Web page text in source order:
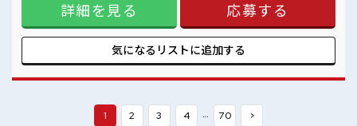
服があると毎日の服選びに悩まずOK♪ ≪自分に合った期間で
働ける≫ 福利厚生が整った派遣のお仕事です！ ■職場の雰囲
気 キバツ過ぎなければ髪色・髪型は自由！ あなたの個性を大
事にできます♪ 20代活躍中のフレッシュな職場です☆ 仕事の
合間の息抜きは休憩室で♪ 残業はほとんどありません！
詳細を見る 応募する
気になるリストに追加する
1 2 3 4 … 70 >